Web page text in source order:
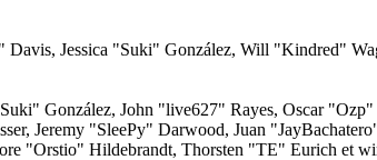
Jessica "Suki" González, Will "Kindred"
González, John "live627" Rayes, Oscar
Jeremy "SleePy" Darwood, Juan
"Orstio" Hildebrandt, Thorsten "TE" Eurich et